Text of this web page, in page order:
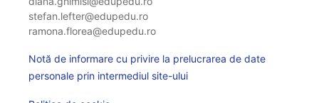
stefan.lefter@edupedu.ro
ramona.florea@edupedu.ro
Notă de informare cu privire la prelucrarea de date
personale prin intermediul site-ului